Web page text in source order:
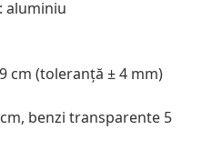
aluminiu
cm (toleranță ± 4 mm)
benzi transparente 5